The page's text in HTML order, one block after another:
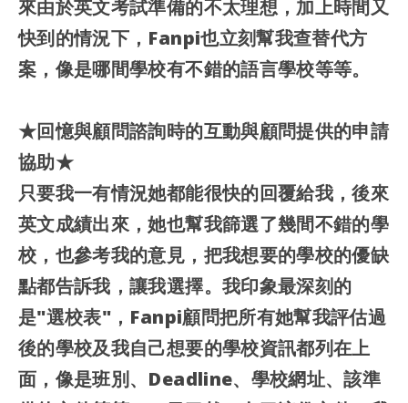
來由於英文考試準備的不太理想，加上時間又
快到的情況下，Fanpi也立刻幫我查替代方
案，像是哪間學校有不錯的語言學校等等。
★回憶與顧問諮詢時的互動與顧問提供的申請
協助★
只要我一有情況她都能很快的回覆給我，後來
英文成績出來，她也幫我篩選了幾間不錯的學
校，也參考我的意見，把我想要的學校的優缺
點都告訴我，讓我選擇。我印象最深刻的
是"選校表"，Fanpi顧問把所有她幫我評估過
後的學校及我自己想要的學校資訊都列在上
面，像是班別、Deadline、學校網址、該準